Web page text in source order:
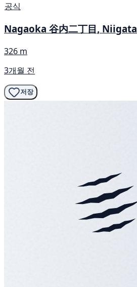
공식
Nagaoka 谷内二丁目, Niigata
326 m
3개월 전
저장